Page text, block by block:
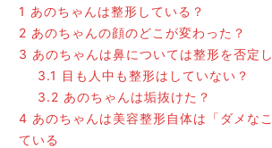
1 あのちゃんは整形している？
2 あのちゃんの顔のどこが変わった？
3 あのちゃんは鼻については整形を否定
3.1 目も人中も整形はしていない？
3.2 あのちゃんは垢抜けた？
4 あのちゃんは美容整形自体は「ダメな
ている